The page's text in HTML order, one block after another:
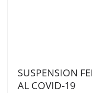
SUSPENSION
AL COVID-19